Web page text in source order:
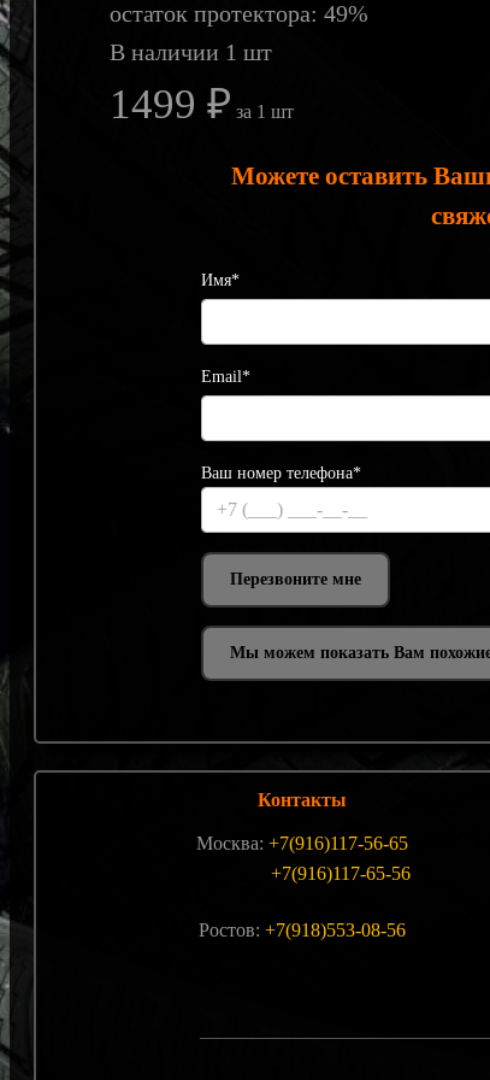
остаток протектора: 49%
В наличии 1 шт
1499 ₽ за 1 шт
Можете оставить
Имя*
Email*
Ваш номер телефона*
Мы можем показать Вам
Контакты
Москва: +7(916)117-56-65
+7(916)117-65-56
Ростов: +7(918)553-08-56